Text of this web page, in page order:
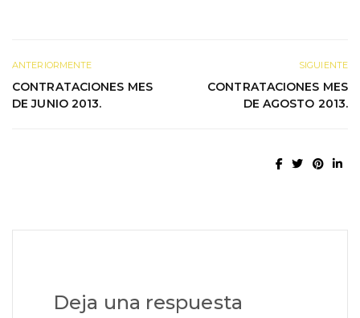
ANTERIORMENTE
CONTRATACIONES MES
DE JUNIO 2013.
SIGUIENTE
CONTRATACIONES MES
DE AGOSTO 2013.
Deja una respuesta